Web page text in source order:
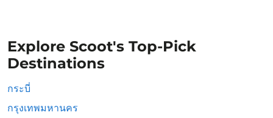
Explore Scoot's Top-Pick
Destinations
กระบี่
กรุงเทพมหานคร